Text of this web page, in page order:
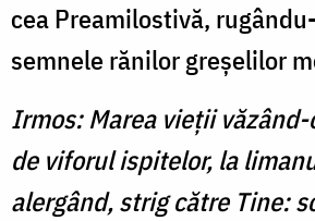
cea Preamilostivă,
semnele rănilor greşelilor
Irmos: Marea vieţii
de viforul ispitelor, la
alergând, strig către Tine: